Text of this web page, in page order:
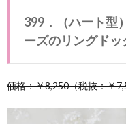
（ハー
ト型）
ブルー
イトロ
リング
399．（ハート型
ーズのリングド
価格：￥8,250（税抜：